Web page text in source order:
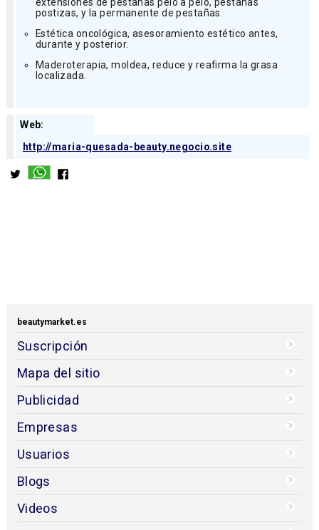
postizas, y la permanente de pestañas.
Estética oncológica, asesoramiento estético antes,
durante y posterior.
Maderoterapia, moldea, reduce y reafirma la grasa
localizada.
Web:
http://maria-quesada-beauty.negocio.site
beautymarket.es
Suscripción
Mapa del sitio
Publicidad
Empresas
Usuarios
Blogs
Videos